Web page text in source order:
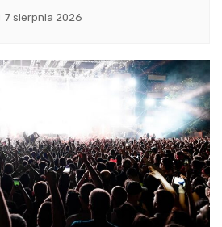
7 sierpnia 2026